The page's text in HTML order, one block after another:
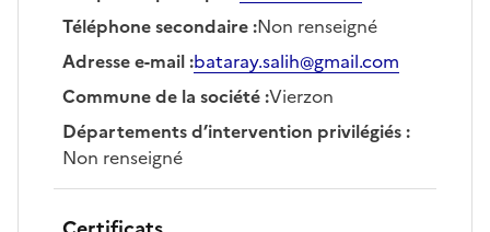
Téléphone secondaire:Non renseigné
Adresse e-mail:bataray.salih@gmail.com
Commune de la société:Vierzon
Départements d’intervention privilégiés:
Non renseigné